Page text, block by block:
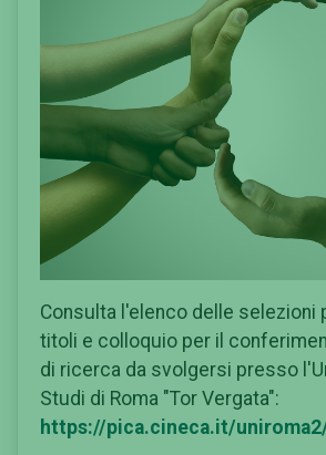
Consulta l'elenco delle selezioni
titoli e colloquio per il
di ricerca da svolgersi presso
Studi di Roma "Tor Vergata":
https://pica.cineca.it/